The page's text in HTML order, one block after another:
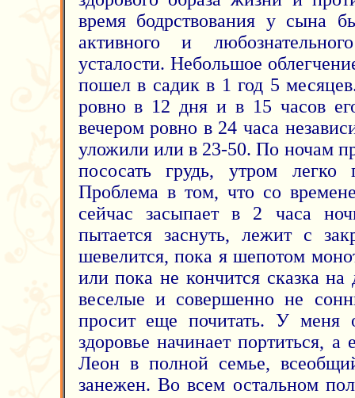
время бодрствования у сына
активного и
усталости. Небольшое
пошел в садик в 1 год 5
ровно в 12 дня и в 15 часов
вечером ровно в 24 часа
уложили или в 23-50. По ночам
пососать грудь, утром
Проблема в том, что со
сейчас засыпает в 2 часа
пытается заснуть, лежит с
шевелится, пока я шепотом
или пока не кончится сказка
веселые и совершенно не
просит еще почитать. У меня
здоровье начинает портиться, а
Леон в полной семье,
занежен. Во всем остальном